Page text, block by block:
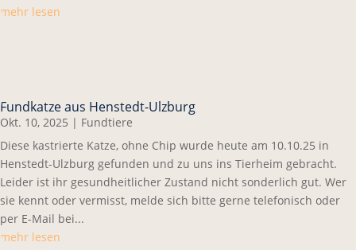
mehr lesen
Fundkatze aus Henstedt-Ulzburg
Okt. 10, 2025 | Fundtiere
Diese kastrierte Katze, ohne Chip wurde heute am 10.10.25 in
Henstedt-Ulzburg gefunden und zu uns ins Tierheim gebracht.
Leider ist ihr gesundheitlicher Zustand nicht sonderlich gut. Wer
sie kennt oder vermisst, melde sich bitte gerne telefonisch oder
per E-Mail bei...
mehr lesen